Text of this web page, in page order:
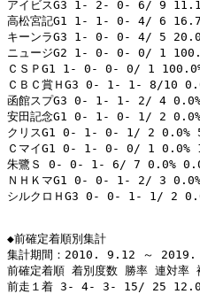
アイビスG3 1- 2- 0- 6/ 9
高松宮記G1 1- 1- 0- 4/ 6
キーンラG3 1- 0- 0- 4/ 5
ニュージG2 1- 0- 0- 0/ 1
ＣＳＰG1 1- 0- 0- 0/ 1
ＣＢＣ賞ＨG3 0- 1- 1- 8/10
函館スプG3 0- 1- 1- 2/ 4
安田記念G1 0- 1- 0- 1/ 2
クリスG1 0- 1- 0- 1/ 2 0.0%
ＣマイG1 0- 1- 0- 0/ 1 0.0%
朱鷺Ｓ 0- 0- 1- 6/ 7 0.0%
ＮＨＫマG1 0- 0- 1- 2/ 3
シルクロＨG3 0- 0- 1- 1/ 2
◆前確定着順別集計
集計期間：2010. 9.12 ～
前確定着順 着別度数 勝率 連対率
前走１着 3- 4- 3- 15/ 25